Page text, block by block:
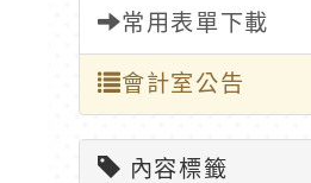
常用表單下載
會計室公告
內容標籤